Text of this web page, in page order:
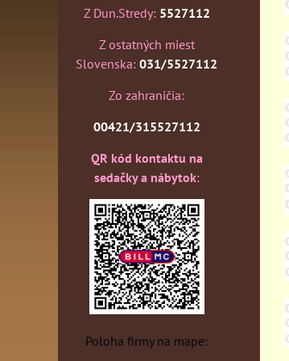
Z Dun.Stredy: 5527112
Z ostatných miest
Slovenska: 031/5527112
Zo zahraničia:
00421/315527112
QR kód kontaktu na
sedačky a nábytok:
Poloha firmy na mape: